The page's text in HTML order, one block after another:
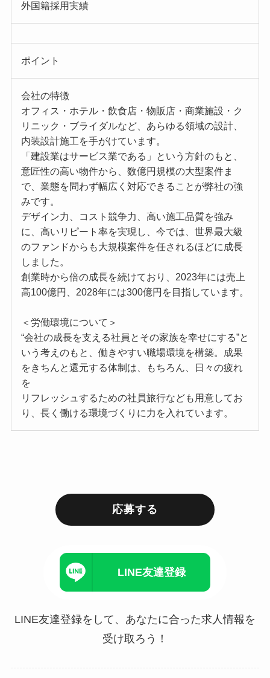
外国籍採用実績
ポイント
会社の特徴
オフィス・ホテル・飲食店・物販店・商業施設・ク
リニック・ブライダルなど、あらゆる領域の設計、
内装設計施工を手がけています。
「建設業はサービス業である」という方針のもと、
意匠性の高い物件から、数億円規模の大型案件ま
で、業態を問わず幅広く対応できることが弊社の強
みです。
デザイン力、コスト競争力、高い施工品質を強み
に、高いリピート率を実現し、今では、世界最大級
のファンドからも大規模案件を任されるほどに成長
しました。
創業時から倍の成長を続けており、2023年には売上
高100億円、2028年には300億円を目指しています。
＜労働環境について＞
“会社の成長を支える社員とその家族を幸せにする”と
いう考えのもと、働きやすい職場環境を構築。成果
をきちんと還元する体制は、もちろん、日々の疲れ
を
リフレッシュするための社員旅行なども用意してお
り、長く働ける環境づくりに力を入れています。
応募する
LINE友達登録
LINE友達登録をして、あなたに合った求人情報を
受け取ろう！